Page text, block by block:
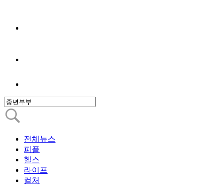
전체뉴스
피플
헬스
라이프
컬처